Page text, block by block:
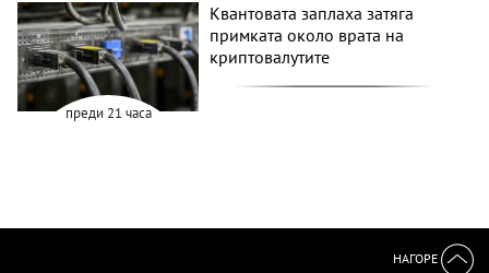
преди 21 часа
Квантовата заплаха затяга
примката около врата на
криптовалутите
НАГОРЕ